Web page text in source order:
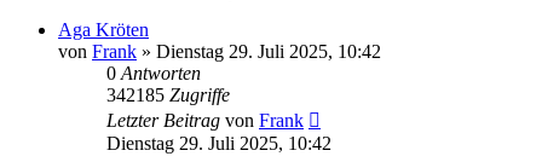
Aga Kröten
von Frank » Dienstag 29. Juli 2025, 10:42
0 Antworten
342185 Zugriffe
Letzter Beitrag von Frank
Dienstag 29. Juli 2025, 10:42